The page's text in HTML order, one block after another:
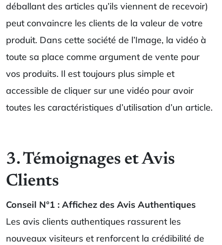
déballant des articles qu’ils viennent de recevoir)
peut convaincre les clients de la valeur de votre
produit. Dans cette société de l’Image, la vidéo à
toute sa place comme argument de vente pour
vos produits. Il est toujours plus simple et
accessible de cliquer sur une vidéo pour avoir
toutes les caractéristiques d’utilisation d’un article.
3. Témoignages et Avis
Clients
Conseil N°1 : Affichez des Avis Authentiques
Les avis clients authentiques rassurent les
nouveaux visiteurs et renforcent la crédibilité de